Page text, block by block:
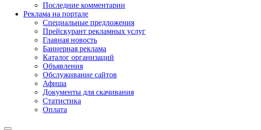
Последние комментарии
Реклама на портале
Специальные предложения
Прейскурант рекламных услуг
Главная новость
Баннерная реклама
Каталог организаций
Объявления
Обслуживание сайтов
Афиша
Документы для скачивания
Статистика
Оплата